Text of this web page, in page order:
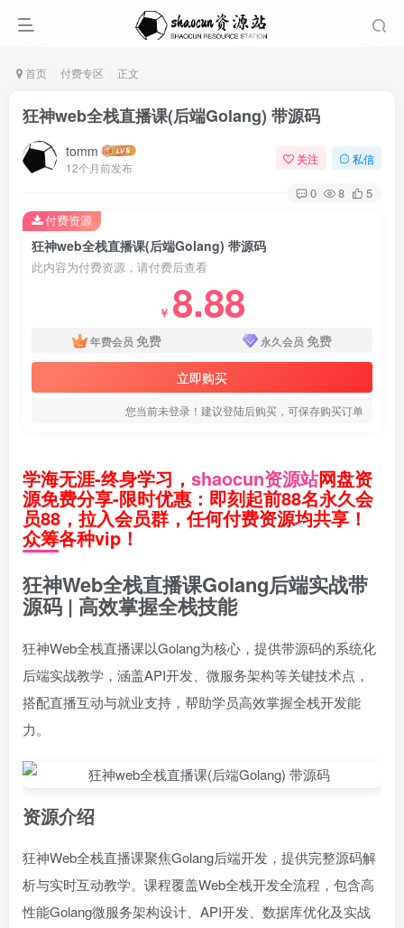
首页 付费专区 正文
狂神web全栈直播课(后端Golang) 带源码
tomm
12个月前发布
关注 私信
0 8 5
狂神web全栈直播课(后端Golang) 带源码
此内容为付费资源，请付费后查看
￥ 8.88
年费会员 免费 永久会员 免费
立即购买
您当前未登录！建议登陆后购买，可保存购买订单
付费资源
学海无涯-终身学习， shaocun资源站网盘资
源免费分享-限时优惠：即刻起前88名永久会
员88，拉入会员群，任何付费资源均共享！
众筹各种vip！
狂神Web全栈直播课Golang后端实战带
源码 | 高效掌握全栈技能
狂神Web全栈直播课以Golang为核心，提供带源码的系统化
后端实战教学，涵盖API开发、微服务架构等关键技术点，
搭配直播互动与就业支持，帮助学员高效掌握全栈开发能
力。
资源介绍
狂神Web全栈直播课聚焦Golang后端开发，提供完整源码解
析与实时互动教学。课程覆盖Web全栈开发全流程，包含高
性能Golang微服务架构设计、API开发、数据库优化及实战